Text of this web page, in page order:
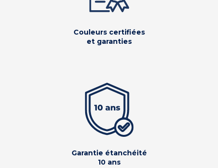
Couleurs certifiées
et garanties
Garantie étanchéité
10 ans